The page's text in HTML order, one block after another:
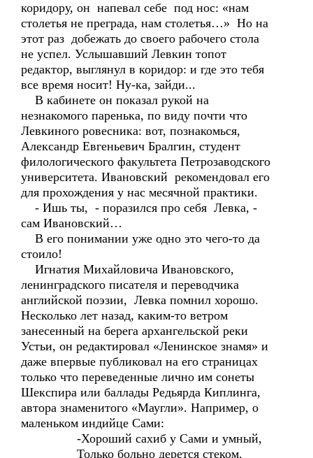
коридору, он напевал себе под нос: «нам
столетья не преграда, нам столетья…» Но на
этот раз добежать до своего рабочего стола
не успел. Услышавший Левкин топот
редактор, выглянул в коридор: и где это тебя
все время носит! Ну-ка, зайди...
В кабинете он показал рукой на
незнакомого паренька, по виду почти что
Левкиного ровесника: вот, познакомься,
Александр Евгеньевич Бралгин, студент
филологического факультета Петрозаводского
университета. Ивановский рекомендовал его
для прохождения у нас месячной практики.
- Ишь ты, - поразился про себя Левка, -
сам Ивановский…
В его понимании уже одно это чего-то да
стоило!
Игнатия Михайловича Ивановского,
ленинградского писателя и переводчика
английской поэзии, Левка помнил хорошо.
Несколько лет назад, каким-то ветром
занесенный на берега архангельской реки
Устьи, он редактировал «Ленинское знамя» и
даже впервые публиковал на его страницах
только что переведенные лично им сонеты
Шекспира или баллады Редьярда Киплинга,
автора знаменитого «Маугли». Например, о
маленьком индийце Сами:
-Хороший сахиб у Сами и умный,
Только больно дерется стеком.